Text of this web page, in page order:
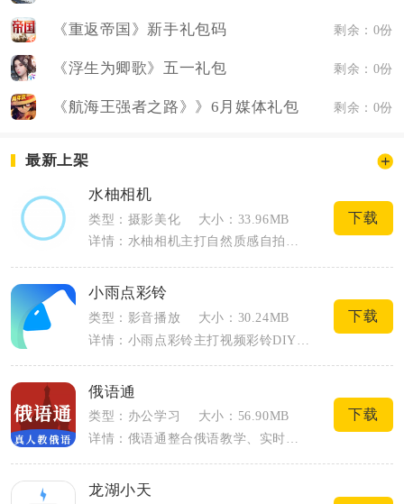
《重返帝国》新手礼包码 剩余：0份
《浮生为卿歌》五一礼包 剩余：0份
《航海王强者之路》》6月媒体礼包 剩余：0份
最新上架
水柚相机
类型：摄影美化
大小：33.96MB
详情：水柚相机主打自然质感自拍，是海外热门自拍相机SODA国内适配版本，日常自拍、...
下载
小雨点彩铃
类型：影音播放
大小：30.24MB
下载
俄语通
类型：办公学习
大小：56.90MB
下载
龙湖小天